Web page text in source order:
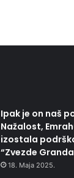
Ipak je on naš
Nažalost,
izostala
“Zvezde
18. Maja 2025.